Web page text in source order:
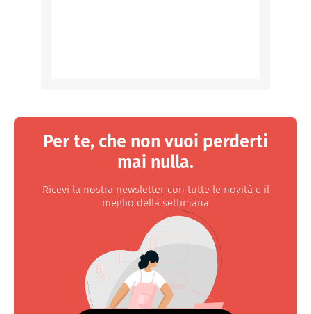
Per te, che non vuoi perderti
mai nulla.
Ricevi la nostra newsletter con tutte le novità e il
meglio della settimana